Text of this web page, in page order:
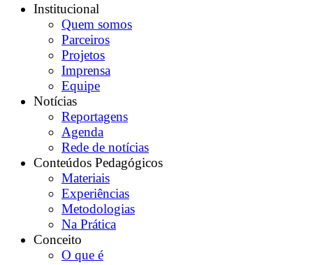
Institucional
Quem somos
Parceiros
Projetos
Imprensa
Equipe
Notícias
Reportagens
Agenda
Rede de notícias
Conteúdos Pedagógicos
Materiais
Experiências
Metodologias
Na Prática
Conceito
O que é